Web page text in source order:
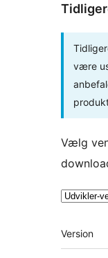
være
Vælg
Meta
Version